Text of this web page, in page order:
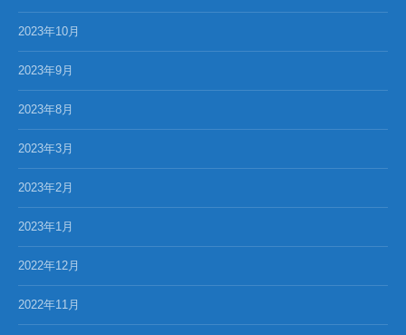
2023年10月
2023年9月
2023年8月
2023年3月
2023年2月
2023年1月
2022年12月
2022年11月